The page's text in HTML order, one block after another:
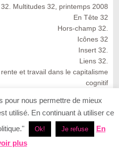
32. Multitudes 32, printemps 2008
En Tête 32
Hors-champ 32.
Icônes 32
Insert 32.
Liens 32.
et travail dans le capitalisme
cognitif
33. Multitudes 33, été 2008
33. Multitudes 33 : Summer 2008
En Tête 33
Icônes 33. Ernesto Neto
pour nous permettre de mieux
utilisé. En continuant à utiliser ce
Ok! Je refuse
En
plus